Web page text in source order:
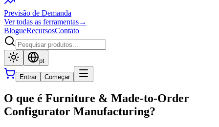
Previsão de Demanda
Ver todas as ferramentas→
BlogueRecursosContato
pt
Entrar Começar
O que é Furniture & Made-to-Order
Configurator Manufacturing?